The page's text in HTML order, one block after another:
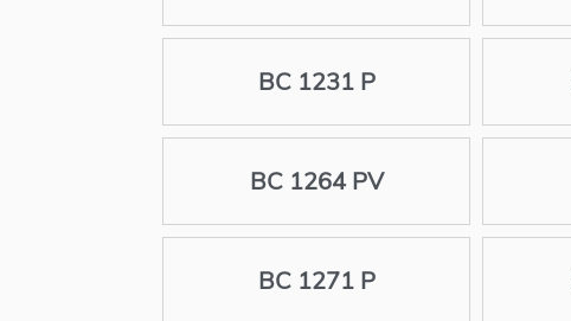
BC 1231 P
BC 1264 PV
BC 1271 P